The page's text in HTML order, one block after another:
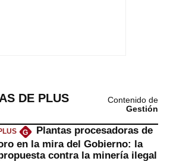
DE PLUS
Contenido de
Gestión
G
Plantas procesadoras de
en la mira del Gobierno: la
contra la minería ilegal